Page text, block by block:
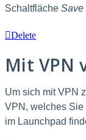
Schaltfläche Save
Delete
Mit VPN
Um sich mit VPN
VPN, welches Sie
im Launchpad